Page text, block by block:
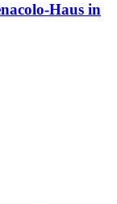
Haus in